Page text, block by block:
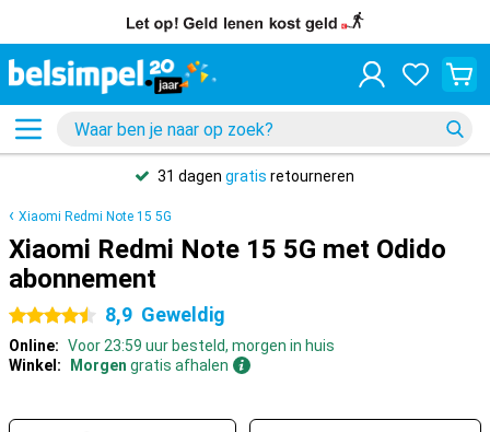
31 dagen gratis retourneren
Xiaomi Redmi Note 15 5G
Xiaomi Redmi Note 15 5G met Odido
abonnement
4.5 sterren 8,9 Geweldig
Online: Voor 23:59 uur besteld, morgen in huis
Winkel:
Morgen gratis afhalen